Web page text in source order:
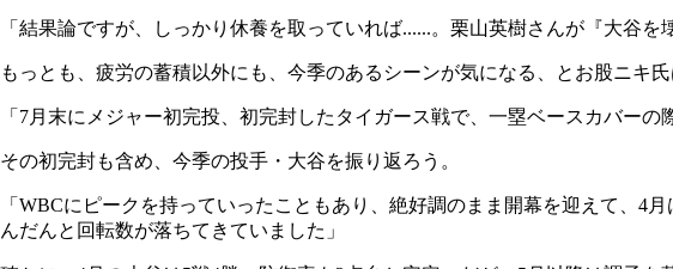
「結果論ですが、しっかり休養を取っていれば......。栗山英樹さんが『大谷
もっとも、疲労の蓄積以外にも、今季のあるシーンが気になる、とお股ニキ氏
「7月末にメジャー初完投、初完封したタイガース戦で、一塁ベースカバー
その初完封も含め、今季の投手・大谷を振り返ろう。
「WBCにピークを持っていったこともあり、絶好調のまま開幕を迎えて、
んだんと回転数が落ちてきていました」